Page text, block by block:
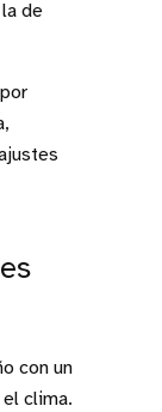
de
con un
clima.